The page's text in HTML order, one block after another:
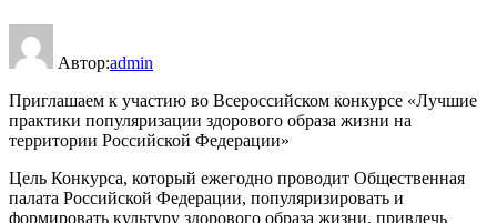
Автор:admin
Приглашаем к участию во Всероссийском конкурсе «Лучшие
практики популяризации здорового образа жизни на
территории Российской Федерации»
Цель Конкурса, который ежегодно проводит Общественная
палата Российской Федерации, популяризировать и
формировать культуру здорового образа жизни, привлечь